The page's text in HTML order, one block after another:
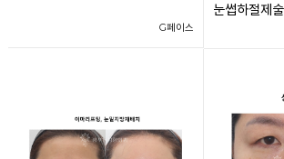
G페이스
눈썹하절제술